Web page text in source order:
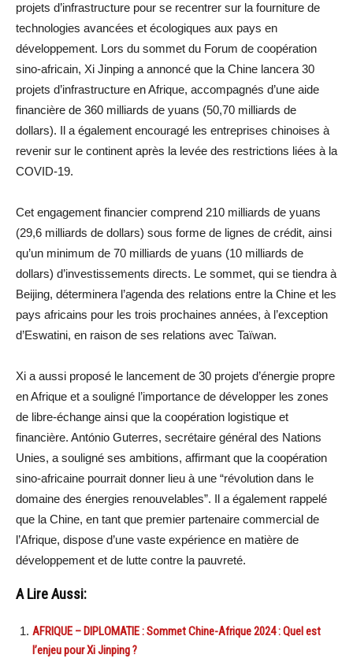
projets d’infrastructure pour se recentrer sur la fourniture de
technologies avancées et écologiques aux pays en
développement. Lors du sommet du Forum de coopération
sino-africain, Xi Jinping a annoncé que la Chine lancera 30
projets d’infrastructure en Afrique, accompagnés d’une aide
financière de 360 milliards de yuans (50,70 milliards de
dollars). Il a également encouragé les entreprises chinoises à
revenir sur le continent après la levée des restrictions liées à la
COVID-19.
Cet engagement financier comprend 210 milliards de yuans
(29,6 milliards de dollars) sous forme de lignes de crédit, ainsi
qu’un minimum de 70 milliards de yuans (10 milliards de
dollars) d’investissements directs. Le sommet, qui se tiendra à
Beijing, déterminera l’agenda des relations entre la Chine et les
pays africains pour les trois prochaines années, à l’exception
d’Eswatini, en raison de ses relations avec Taïwan.
Xi a aussi proposé le lancement de 30 projets d’énergie propre
en Afrique et a souligné l’importance de développer les zones
de libre-échange ainsi que la coopération logistique et
financière. António Guterres, secrétaire général des Nations
Unies, a souligné ses ambitions, affirmant que la coopération
sino-africaine pourrait donner lieu à une “révolution dans le
domaine des énergies renouvelables”. Il a également rappelé
que la Chine, en tant que premier partenaire commercial de
l’Afrique, dispose d’une vaste expérience en matière de
développement et de lutte contre la pauvreté.
A Lire Aussi:
AFRIQUE – DIPLOMATIE : Sommet Chine-Afrique 2024 : Quel est
l’enjeu pour Xi Jinping ?